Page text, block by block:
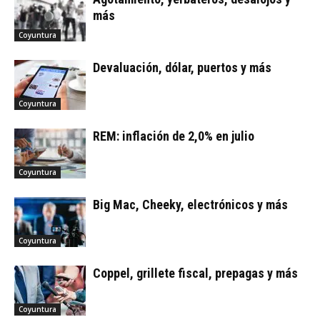
Coyuntura
más
Coyuntura
Devaluación, dólar, puertos y más
Coyuntura
REM: inflación de 2,0% en julio
Coyuntura
Big Mac, Cheeky, electrónicos y más
Coyuntura
Coppel, grillete fiscal, prepagas y más